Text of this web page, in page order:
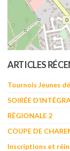
ARTICLES
Tournois Jeunes
SOIRÉE
RÉGIONALE 2
COUPE DE
Inscriptions et